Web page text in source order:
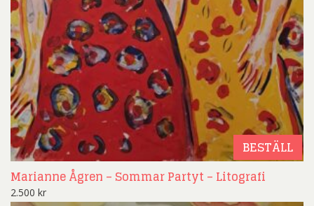
BESTÄLL
Marianne Ågren – Sommar Partyt – Litografi
2.500 kr